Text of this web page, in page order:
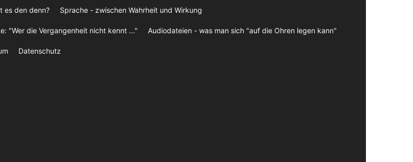
es den denn? Sprache - zwischen Wahrheit und Wirkung
"Wer die Vergangenheit nicht kennt ..." Audiodateien - was man sich "auf die Ohren legen kann"
Datenschutz